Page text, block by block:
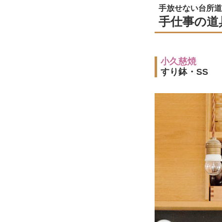
手放せない台所
手仕事の道
小久慈焼
すり鉢・SS